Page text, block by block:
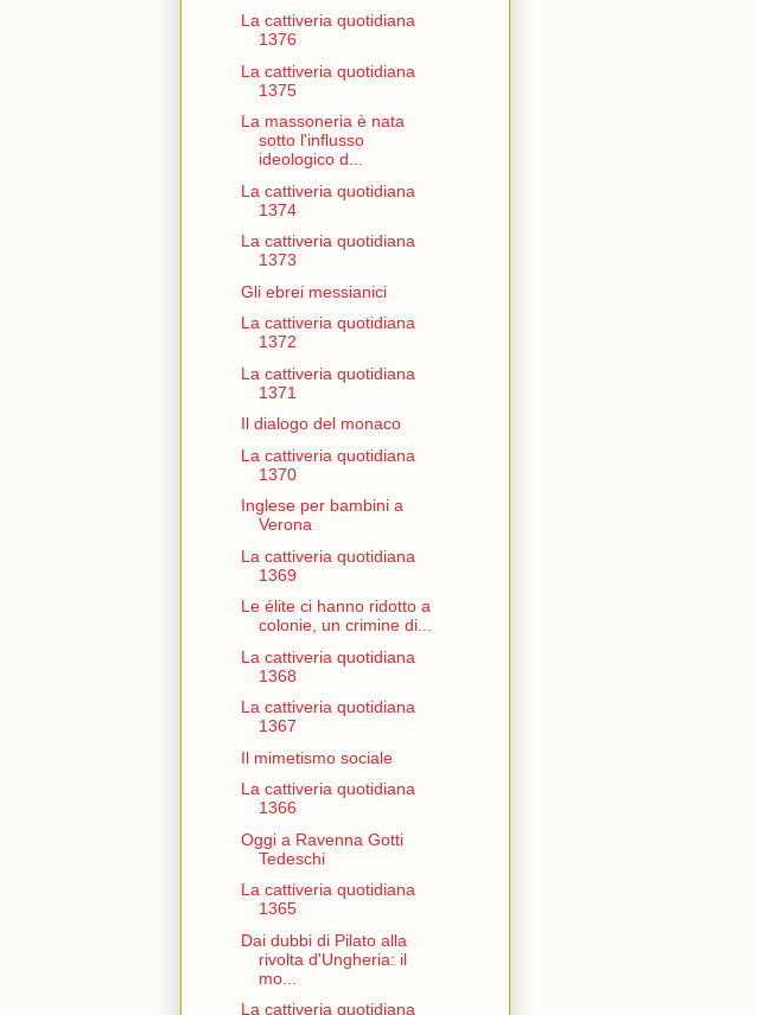
La cattiveria quotidiana
1376
La cattiveria quotidiana
1375
La massoneria è nata
sotto l'influsso
ideologico d...
La cattiveria quotidiana
1374
La cattiveria quotidiana
1373
Gli ebrei messianici
La cattiveria quotidiana
1372
La cattiveria quotidiana
1371
Il dialogo del monaco
La cattiveria quotidiana
1370
Inglese per bambini a
Verona
La cattiveria quotidiana
1369
Le élite ci hanno ridotto a
colonie, un crimine di...
La cattiveria quotidiana
1368
La cattiveria quotidiana
1367
Il mimetismo sociale
La cattiveria quotidiana
1366
Oggi a Ravenna Gotti
Tedeschi
La cattiveria quotidiana
1365
Dai dubbi di Pilato alla
rivolta d'Ungheria: il
mo...
La cattiveria quotidiana